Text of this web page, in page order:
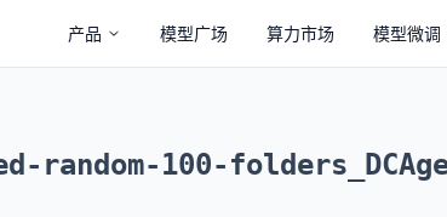
产品 模型广场 算力市场 模型微调
random-100-